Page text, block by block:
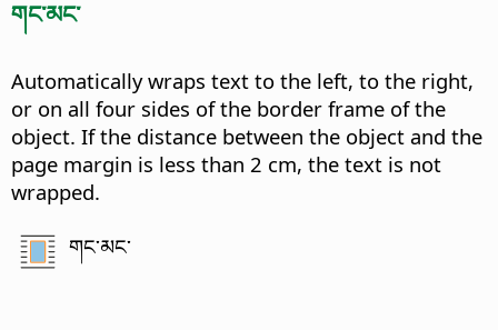
གང་མང་
Automatically wraps text to the left, to the right,
or on all four sides of the border frame of the
object. If the distance between the object and the
page margin is less than 2 cm, the text is not
wrapped.
གང་མང་